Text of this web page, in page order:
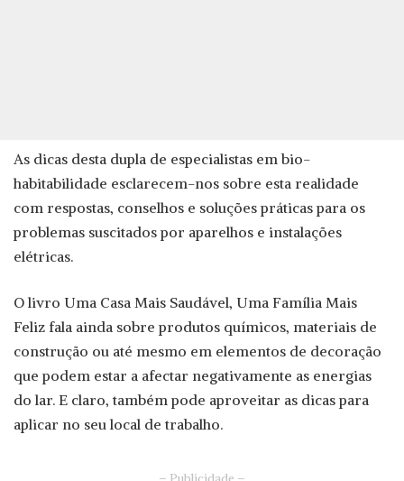
As dicas desta dupla de especialistas em bio-
habitabilidade esclarecem-nos sobre esta realidade
com respostas, conselhos e soluções práticas para os
problemas suscitados por aparelhos e instalações
elétricas.
O livro Uma Casa Mais Saudável, Uma Família Mais
Feliz fala ainda sobre produtos químicos, materiais de
construção ou até mesmo em elementos de decoração
que podem estar a afectar negativamente as energias
do lar. E claro, também pode aproveitar as dicas para
aplicar no seu local de trabalho.